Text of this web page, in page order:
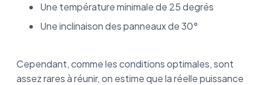
Une température minimale de 25 degrés
Une inclinaison des panneaux de 30°
Cependant, comme les conditions optimales, sont
assez rares à réunir, on estime que la réelle puissance